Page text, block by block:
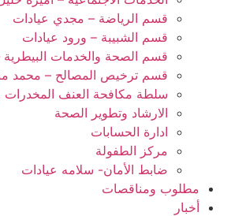
قسم الرياضة – مجدي عيادات
قسم الشبيبة – ورود عيادات
قسم الصحة والخدمات البيطرية
قسم ترخيص المصالح – محمد
سلطة مكافحة العنف المخدرات
الارشاد وتطوير الصحة
ادارة الحسابات
مركز الطفولة
ضابط الأمان- سلامه عيادات
مطلوب ومناقصات
أخبار